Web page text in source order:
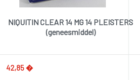
NIQUITIN CLEAR 14 MG 14 PLEISTERS
(geneesmiddel)
42,85 �